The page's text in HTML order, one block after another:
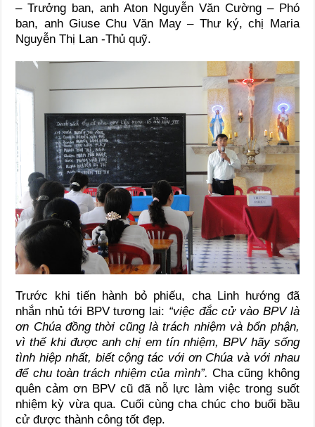
– Trưởng ban, anh Aton Nguyễn Văn Cường – Phó
ban, anh Giuse Chu Văn May – Thư ký, chị Maria
Nguyễn Thị Lan -Thủ quỹ.
Trước khi tiến hành bỏ phiếu, cha Linh hướng đã
nhắn nhủ tới BPV tương lai: “việc đắc cử vào BPV là
ơn Chúa đồng thời cũng là trách nhiệm và bổn phận,
vì thế khi được anh chị em tín nhiệm, BPV hãy sống
tình hiệp nhất, biết cộng tác với ơn Chúa và với nhau
để chu toàn trách nhiệm của mình”. Cha cũng không
quên cảm ơn BPV cũ đã nỗ lực làm việc trong suốt
nhiệm kỳ vừa qua. Cuối cùng cha chúc cho buổi bầu
cử được thành công tốt đẹp.